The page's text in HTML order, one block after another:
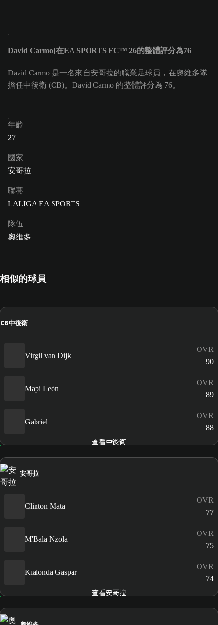
David Carmo}在EA SPORTS FC™ 26的整體評分為76
David Carmo 是一名來自安哥拉的職業足球員，在奧維多隊
擔任中後衛 (CB)。David Carmo 的整體評分為 76。
年齡
27
國家
安哥拉
聯賽
LALIGA EA SPORTS
隊伍
奧維多
相似的球員
CB中後衛
Virgil van Dijk
OVR
90
Mapi León
OVR
89
Gabriel
OVR
88
查看中後衛
安哥拉
Clinton Mata
OVR
77
M'Bala Nzola
OVR
75
Kialonda Gaspar
OVR
74
查看安哥拉